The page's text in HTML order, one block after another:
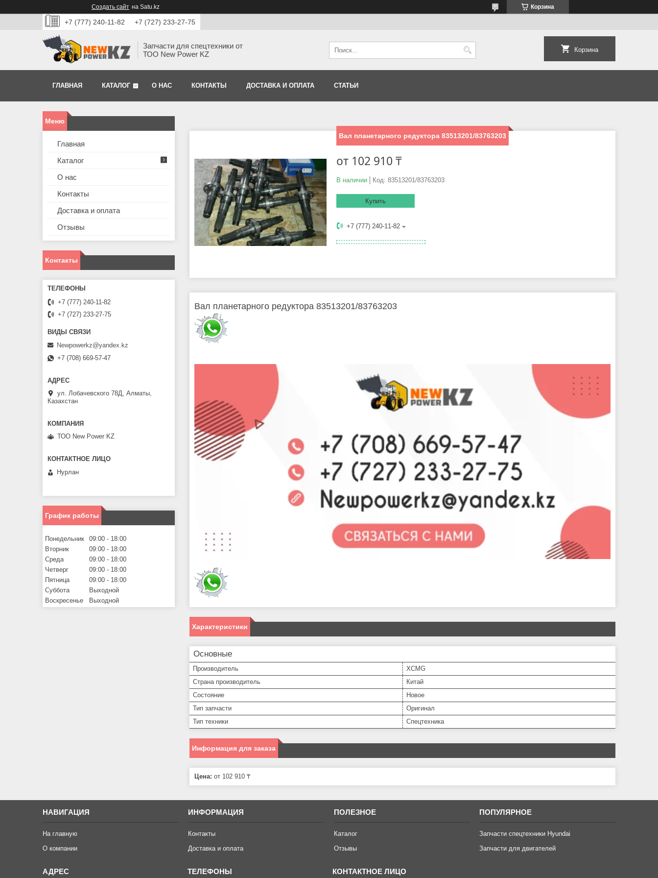
Создать сайт на Satu.kz Корзина
+7 (777) 240-11-82 +7 (727) 233-27-75
Запчасти для спецтехники от
ТОО New Power KZ
Корзина
ГЛАВНАЯ КАТАЛОГ О НАС КОНТАКТЫ ДОСТАВКА И ОПЛАТА СТАТЬИ
Вал планетарного редуктора 83513201/83763203
от 102 910 ₸
В наличии Код: 83513201/83763203
Купить
+7 (777) 240-11-82
Вал планетарного редуктора 83513201/83763203
Характеристики
Основные
Производитель
XCMG
Страна производитель
Китай
Состояние
Новое
Тип запчасти
Оригинал
Тип техники
Спецтехника
Информация для заказа
Цена: от 102 910 ₸
Главная
Каталог
О нас
Контакты
Доставка и оплата
Отзывы
Контакты
+7 (777) 240-11-82
+7 (727) 233-27-75
Newpowerkz@yandex.kz
+7 (708) 669-57-47
ул. Лобачевского 78Д, Алматы,
Казахстан
ТОО New Power KZ
Нурлан
График работы
Понедельник 09:00
18:00
Вторник
09:00
18:00
Среда
09:00
18:00
Четверг
09:00
18:00
Пятница
09:00
18:00
Суббота
Выходной
Воскресенье
Выходной
НАВИГАЦИЯ
На главную
О компании
ИНФОРМАЦИЯ
Контакты
Доставка и оплата
ПОЛЕЗНОЕ
Каталог
Отзывы
ПОПУЛЯРНОЕ
Запчасти спецтехники Hyundai
Запчасти для двигателей